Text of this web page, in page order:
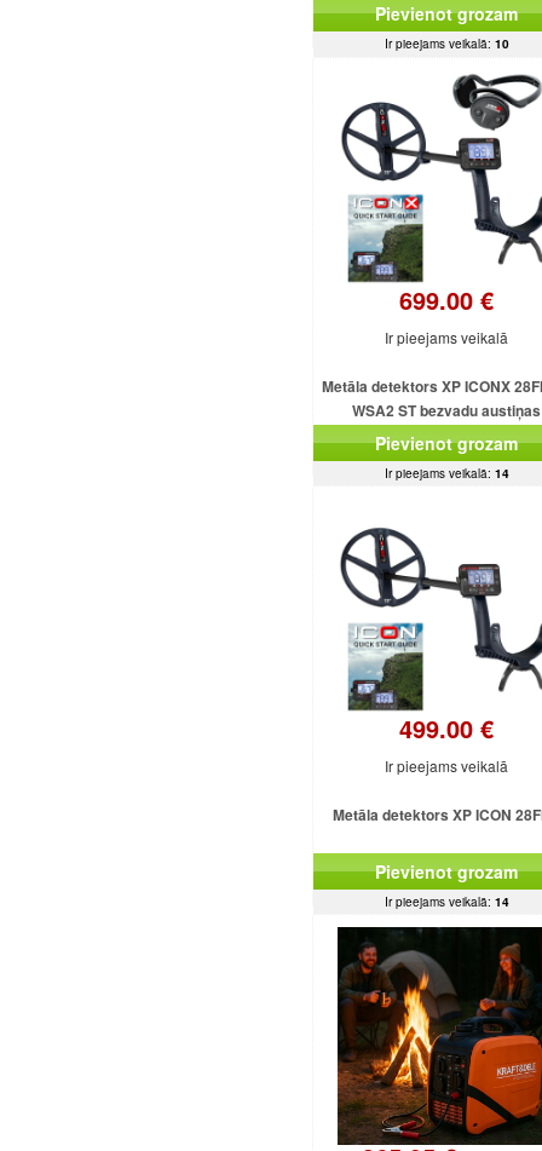
Pievienot grozam
Ir pieejams veikalā: 10
699.00 €
Ir pieejams veikalā
Metāla detektors XP ICONX
WSA2 ST bezvadu austiņas
Pievienot grozam
Ir pieejams veikalā: 14
499.00 €
Ir pieejams veikalā
Metāla detektors XP ICON
Pievienot grozam
Ir pieejams veikalā: 14